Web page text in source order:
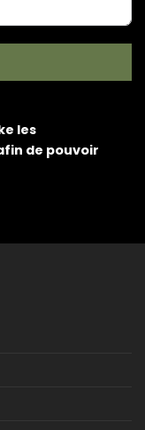
les
de pouvoir